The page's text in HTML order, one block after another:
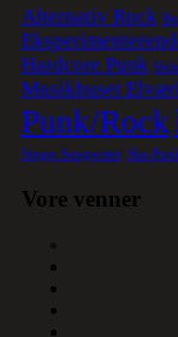
Alternativ Rock
Hardcore Punk
Musikhuset
Punk/Rock
Singer Songwriter Ska-
Vore venner